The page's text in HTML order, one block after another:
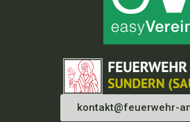
kontakt@feuerwehr-